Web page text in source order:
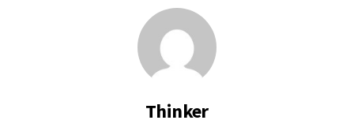
Thinker